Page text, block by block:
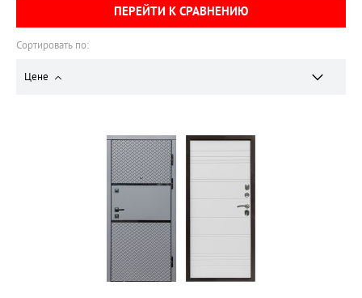
Сортировать по:
Цене
ПЕРЕЙТИ К СРАВНЕНИЮ